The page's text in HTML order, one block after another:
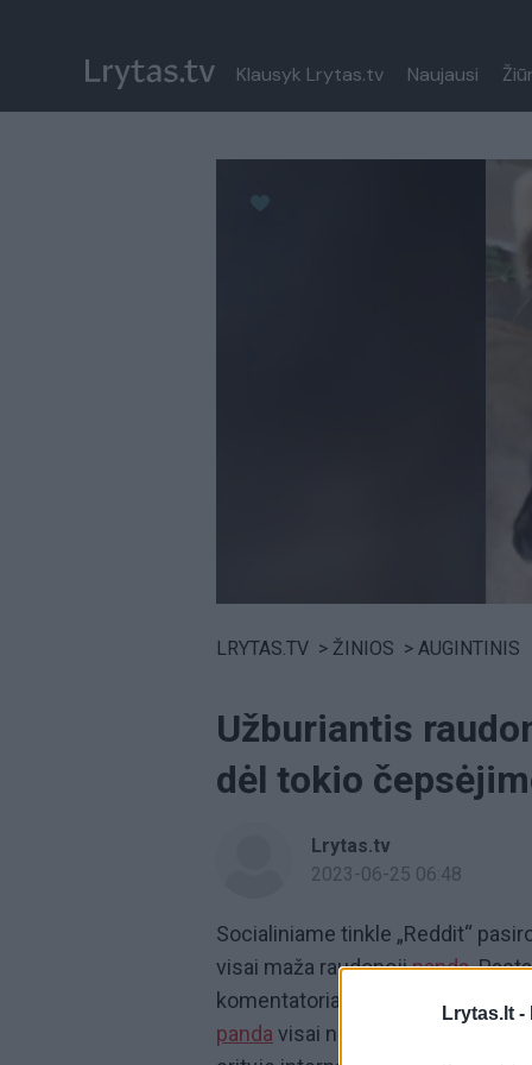
Lrytas.lt -
Klausyk Lrytas.tv Naujausi
LRYTAS.TV > ŽINIOS > AUGINTINIS
Užburiantis
dėl tokio
Lrytas.tv
2023-06-25 06:48
Socialiniame tinkle „Reddit“
visai maža raudonojipanda.
komentatoriai, priešingai nei
panda visai neerzina. Šis